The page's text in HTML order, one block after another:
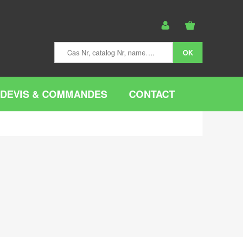
DEVIS & COMMANDES CONTACT